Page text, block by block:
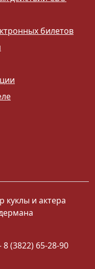
билетов
куклы и актера
(3822) 65-28-90